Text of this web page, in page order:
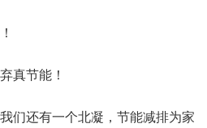
真节能！
们还有一个北凝，节能减排为家